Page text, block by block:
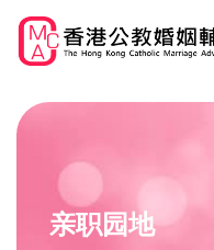
main
亲职园地